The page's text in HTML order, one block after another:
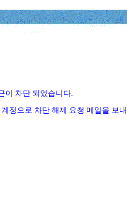
이 차단 되었습니다.
정으로 차단 해제 요청 메일을 보내